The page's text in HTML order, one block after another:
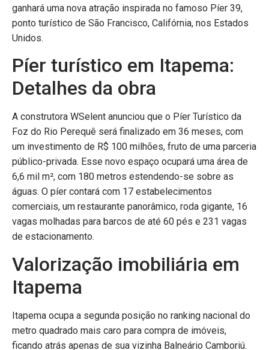
ganhará uma nova atração inspirada no famoso Píer 39,
ponto turístico de São Francisco, Califórnia, nos Estados
Unidos.
Píer turístico em Itapema:
Detalhes da obra
A construtora WSelent anunciou que o Píer Turístico da
Foz do Rio Perequê será finalizado em 36 meses, com
um investimento de R$ 100 milhões, fruto de uma parceria
público-privada. Esse novo espaço ocupará uma área de
6,6 mil m², com 180 metros estendendo-se sobre as
águas. O píer contará com 17 estabelecimentos
comerciais, um restaurante panorâmico, roda gigante, 16
vagas molhadas para barcos de até 60 pés e 231 vagas
de estacionamento.
Valorização imobiliária em
Itapema
Itapema ocupa a segunda posição no ranking nacional do
metro quadrado mais caro para compra de imóveis,
ficando atrás apenas de sua vizinha Balneário Camboriú.